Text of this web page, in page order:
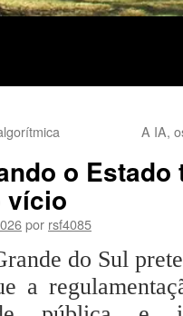
A IA,
o
vício
por rsf4085
do Sul
a